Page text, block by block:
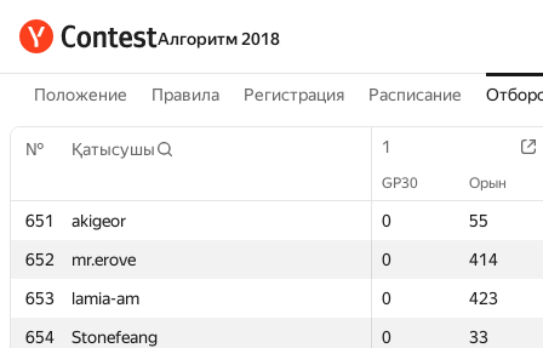
Алгоритм 2018
Положение Правила Регистрация Расписание
№ Қатысушы 1
GP30 Орын
651 akigeor 0
55
652
mr.erove 0
414
653
lamia-am 0
423
654
Stonefeang 0
33
№ Қатысушы 1
GP30 Орын
651 akigeor 0
55
652
mr.erove 0
414
653
lamia-am 0
423
654
Stonefeang 0
33